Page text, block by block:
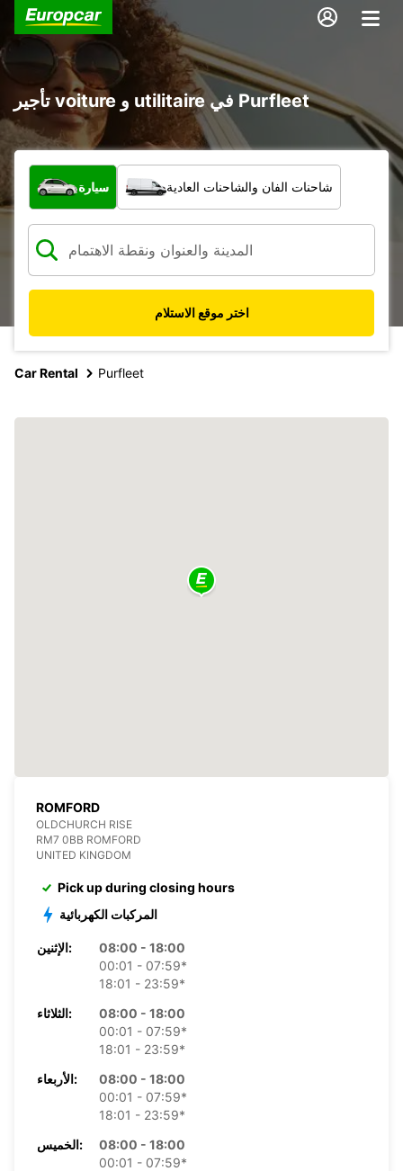
تأجير voiture و utilitaire في Purfleet
ما نوع المركبة؟
سيارة شاحنات الفان والشاحنات العادية
اختر موقع الاستلام
Car Rental Purfleet
ROMFORD
OLDCHURCH RISE
RM7 0BB ROMFORD
UNITED KINGDOM
Pick up during closing hours
المركبات الكهربائية
الإثنين:
08:00 - 18:00
00:01 - 07:59*
18:01 - 23:59*
الثلاثاء:
08:00 - 18:00
00:01 - 07:59*
18:01 - 23:59*
الأربعاء:
08:00 - 18:00
00:01 - 07:59*
18:01 - 23:59*
الخميس:
08:00 - 18:00
00:01 - 07:59*